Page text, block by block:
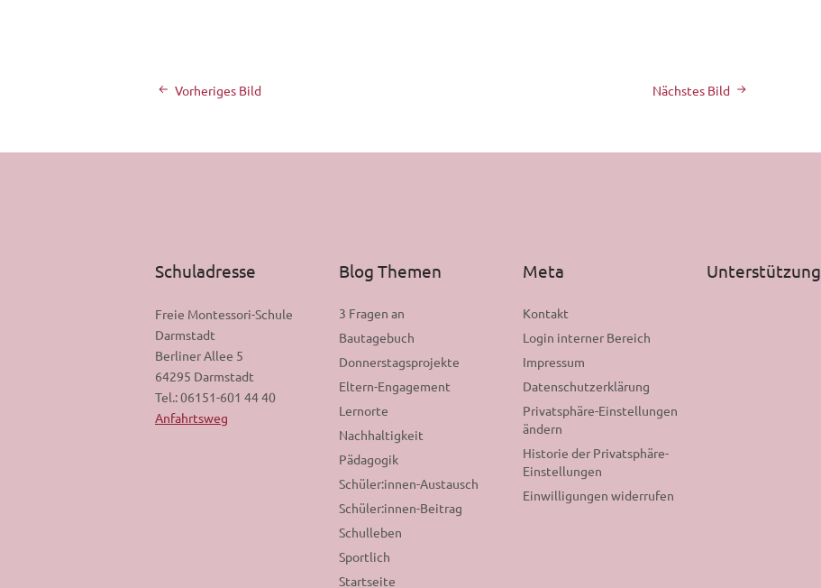
Nächstes Bild
Vorheriges Bild
Schuladresse
Freie Montessori-Schule
Darmstadt
Berliner Allee 5
64295 Darmstadt
Tel.: 06151-601 44 40
Anfahrtsweg
Blog Themen
3 Fragen an
Bautagebuch
Donnerstagsprojekte
Eltern-Engagement
Lernorte
Nachhaltigkeit
Pädagogik
Schüler:innen-Austausch
Schüler:innen-Beitrag
Schulleben
Sportlich
Startseite
Meta
Kontakt
Login interner Bereich
Impressum
Datenschutzerklärung
Privatsphäre-Einstellungen
ändern
Historie der Privatsphäre-
Einstellungen
Einwilligungen widerrufen
Unterstützung